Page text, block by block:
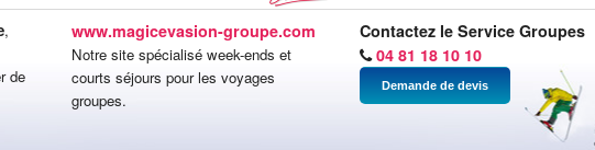
,
de
www.magicevasion-groupe.com
Notre site spécialisé week-ends et
courts séjours pour les voyages
groupes.
Contactez le Service Groupes
04 81 18 10 10
Demande de devis